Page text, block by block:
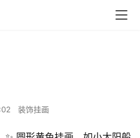
装饰挂画